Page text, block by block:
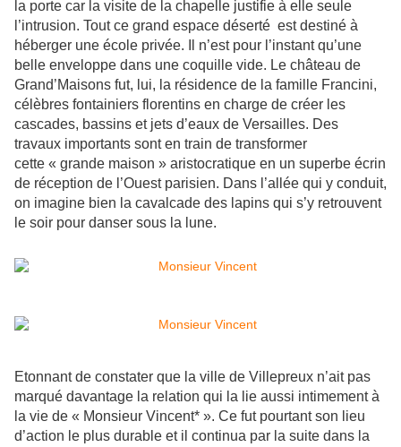
la porte car la visite de la chapelle justifie à elle seule
l’intrusion. Tout ce grand espace déserté est destiné à
héberger une école privée. Il n’est pour l’instant qu’une
belle enveloppe dans une coquille vide. Le château de
Grand’Maisons fut, lui, la résidence de la famille Francini,
célèbres fontainiers florentins en charge de créer les
cascades, bassins et jets d’eaux de Versailles. Des
travaux importants sont en train de transformer
cette « grande maison » aristocratique en un superbe écrin
de réception de l’Ouest parisien. Dans l’allée qui y conduit,
on imagine bien la cavalcade des lapins qui s’y retrouvent
le soir pour danser sous la lune.
Etonnant de constater que la ville de Villepreux n’ait pas
marqué davantage la relation qui la lie aussi intimement à
la vie de « Monsieur Vincent* ». Ce fut pourtant son lieu
d’action le plus durable et il continua par la suite dans la